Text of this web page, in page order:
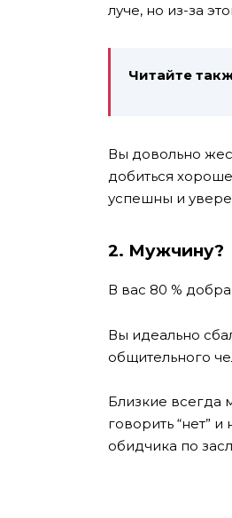
луче, но из-за
Читайте
Вы довольно
добиться
успешны и
2. Мужчину?
В вас 80 % добра
Вы идеально
общительного
Близкие всегда
говорить “нет”
обидчика по